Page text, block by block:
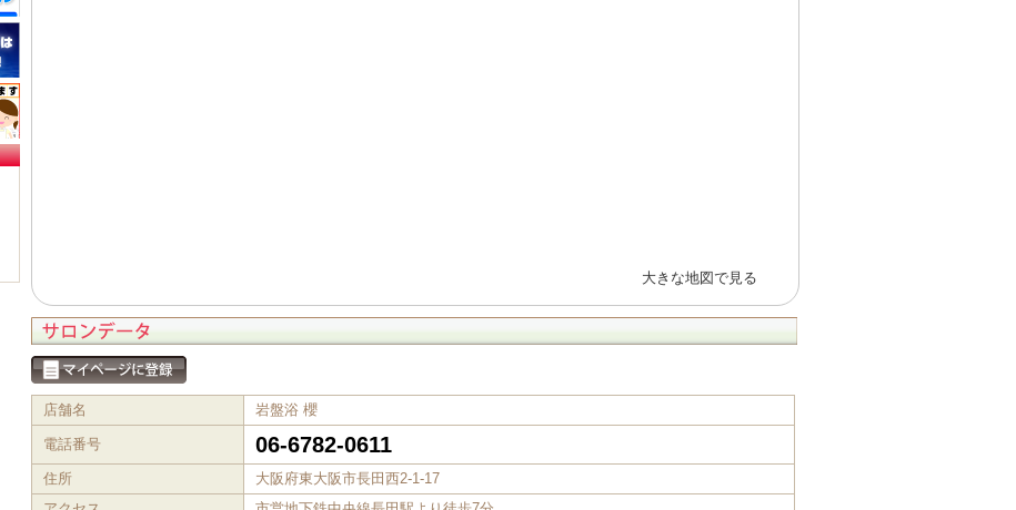
大きな地図で見る
店舗名 岩盤浴 櫻
電話番号 06-6782-0611
住所
大阪府東大阪市長田西2-1-17